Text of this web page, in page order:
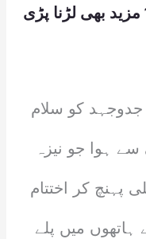
کی خاطر 3 جنگیں لڑ چکے، 10 مزید بھی لڑنا پڑی
کو سلام
ہوا جو نیزہ
کر اختتام
ہاتھوں میں پلے